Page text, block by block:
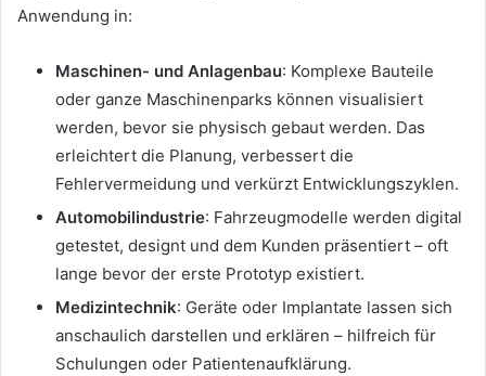
Anwendung in:
Maschinen- und Anlagenbau: Komplexe Bauteile
oder ganze Maschinenparks können visualisiert
werden, bevor sie physisch gebaut werden. Das
erleichtert die Planung, verbessert die
Fehlervermeidung und verkürzt Entwicklungszyklen.
Automobilindustrie: Fahrzeugmodelle werden digital
getestet, designt und dem Kunden präsentiert – oft
lange bevor der erste Prototyp existiert.
Medizintechnik: Geräte oder Implantate lassen sich
anschaulich darstellen und erklären – hilfreich für
Schulungen oder Patientenaufklärung.